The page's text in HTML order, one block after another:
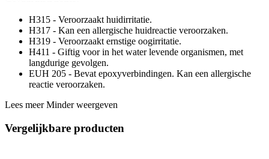
H315 - Veroorzaakt huidirritatie.
H317 - Kan een allergische huidreactie veroorzaken.
H319 - Veroorzaakt ernstige oogirritatie.
H411 - Giftig voor in het water levende organismen, met
langdurige gevolgen.
EUH 205 - Bevat epoxyverbindingen. Kan een allergische
reactie veroorzaken.
Lees meer Minder weergeven
Vergelijkbare producten